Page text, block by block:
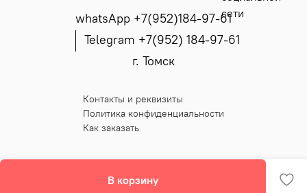
В корзину
whatsApp +7(952)184-97-61
Telegram +7(952) 184-97-61
г. Томск
Контакты и реквизиты
Политика конфиденциальности
Как заказать